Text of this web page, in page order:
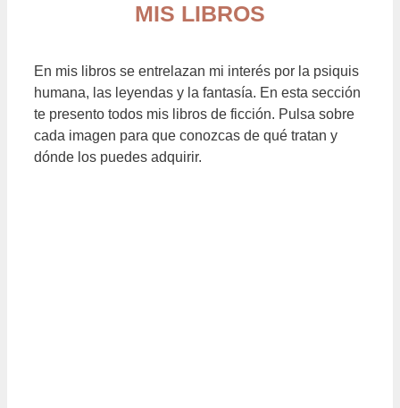
MIS LIBROS
En mis libros se entrelazan mi interés por la psiquis
humana, las leyendas y la fantasía. En esta sección
te presento todos mis libros de ficción. Pulsa sobre
cada imagen para que conozcas de qué tratan y
dónde los puedes adquirir.